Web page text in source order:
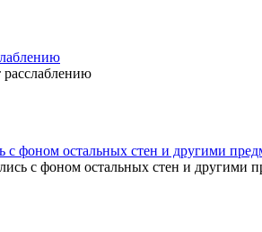
с фоном остальных стен и другими